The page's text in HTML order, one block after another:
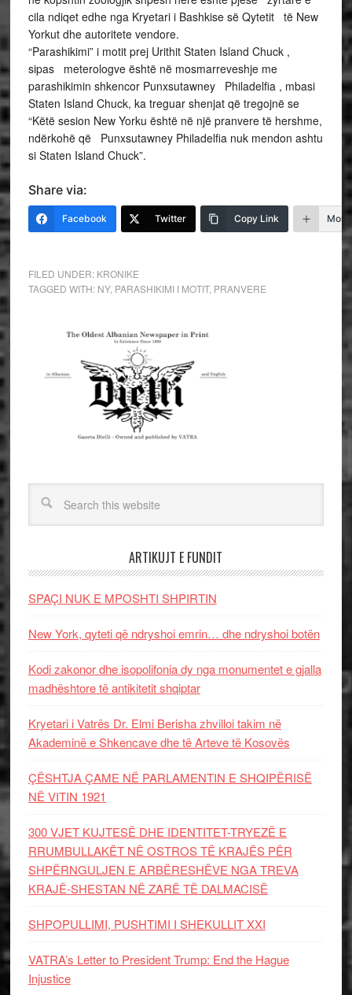
cila ndiqet edhe nga Kryetari i Bashkise së Qytetit të New
Yorkut dhe autoritete vendore.
“Parashikimi” i motit prej Urithit Staten Island Chuck ,
sipas meterologve është në mosmarreveshje me
parashikimin shkencor Punxsutawney Philadelfia , mbasi
Staten Island Chuck, ka treguar shenjat që tregojnë se
“Këtë sesion New Yorku është në një pranvere të hershme,
ndërkohë që Punxsutawney Philadelfia nuk mendon ashtu
si Staten Island Chuck”.
Share via:
Facebook Twitter Copy Link More
FILED UNDER: KRONIKE
TAGGED WITH: NY, PARASHIKIMI I MOTIT, PRANVERE
ARTIKUJT E FUNDIT
SPAÇI NUK E MPOSHTI SHPIRTIN
New York, qyteti që ndryshoi emrin… dhe ndryshoi botën
Kodi zakonor dhe isopolifonia dy nga monumentet e gjalla
madhështore të antikitetit shqiptar
Kryetari i Vatrës Dr. Elmi Berisha zhvilloi takim në
Akademinë e Shkencave dhe të Arteve të Kosovës
ÇËSHTJA ÇAME NË PARLAMENTIN E SHQIPËRISË
NË VITIN 1921
300 VJET KUJTESË DHE IDENTITET-TRYEZË E
RRUMBULLAKËT NË OSTROS TË KRAJËS PËR
SHPËRNGULJEN E ARBËRESHËVE NGA TREVA
KRAJË-SHESTAN NË ZARË TË DALMACISË
SHPOPULLIMI, PUSHTIMI I SHEKULLIT XXI
VATRA’s Letter to President Trump: End the Hague
Injustice